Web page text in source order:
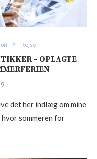
Rejser
– OPLAGTE
det her indlæg om mine
hvor sommeren for